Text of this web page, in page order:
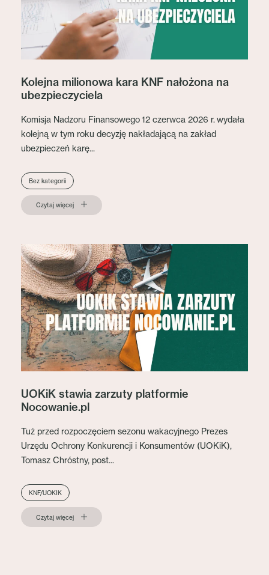
Kolejna milionowa kara KNF nałożona na
ubezpieczyciela
Komisja Nadzoru Finansowego 12 czerwca 2026 r. wydała
kolejną w tym roku decyzję nakładającą na zakład
ubezpieczeń karę...
Bez kategorii
Czytaj więcej
UOKiK stawia zarzuty platformie
Nocowanie.pl
Tuż przed rozpoczęciem sezonu wakacyjnego Prezes
Urzędu Ochrony Konkurencji i Konsumentów (UOKiK),
Tomasz Chróstny, post...
KNF/UOKIK
Czytaj więcej